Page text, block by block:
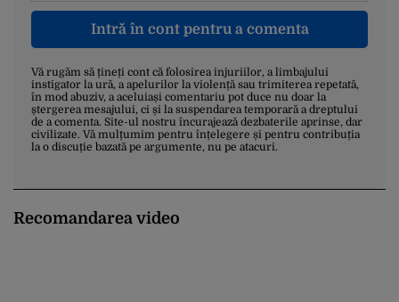
Intră în cont pentru a comenta
Vă rugăm să țineți cont că folosirea injuriilor, a limbajului
instigator la ură, a apelurilor la violență sau trimiterea repetată,
în mod abuziv, a aceluiași comentariu pot duce nu doar la
ștergerea mesajului, ci și la suspendarea temporară a dreptului
de a comenta. Site-ul nostru încurajează dezbaterile aprinse, dar
civilizate. Vă mulțumim pentru înțelegere și pentru contribuția
la o discuție bazată pe argumente, nu pe atacuri.
Recomandarea video